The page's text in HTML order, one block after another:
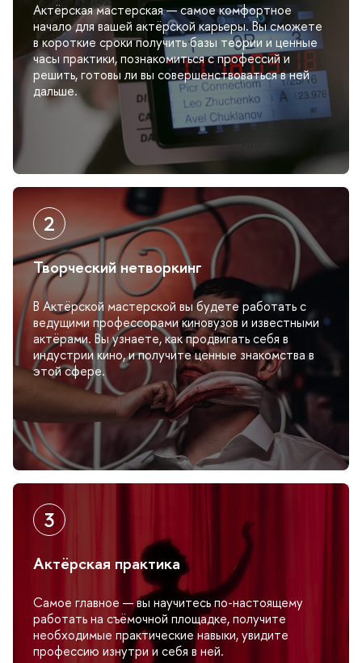
Актёрская мастерская — самое комфортное
начало для вашей актёрской карьеры. Вы сможете
короткие сроки получить базы теории и ценные
часы практики, познакомиться с профессий и
решить, готовы ли вы совершенствоваться в ней
дальше.
Творческий нетворкин
Актёрской мастерской вы будете работать с
едущими профессорами киновузов и известными
актёрами. Вы узнаете, как продвигать себя
индустрии кино, и получите ценные знакомства
этой сфере.
Актёрская практика
Самое главное — вы научитесь по-настоящему
работать на съёмочной площадке, получите
необходимые практические навыки, увидите
профессию изнутри и себя в ней.